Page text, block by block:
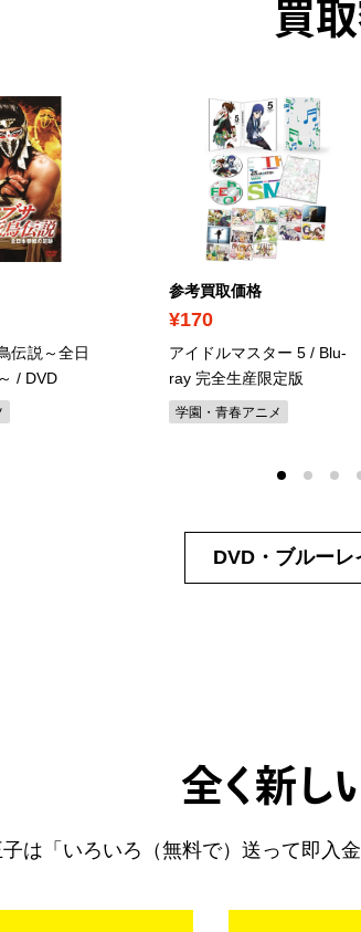
買取
伝説～全日
/ DVD
参考買取価格
¥170
アイドルマスター 5 / Blu-
ray 完全生産限定版
学園・青春アニメ
DVD・ブルーレ
全く新し
は「いろいろ（無料で）送って即入